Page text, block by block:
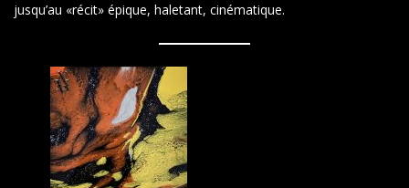
jusqu’au «récit» épique, haletant, cinématique.